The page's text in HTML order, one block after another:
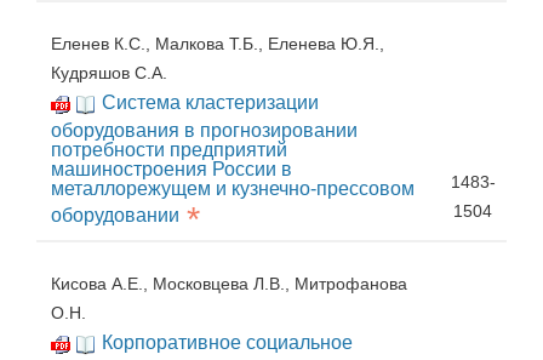
Еленев К.С., Малкова Т.Б., Еленева Ю.Я.,
Кудряшов С.А.
Система кластеризации
оборудования в прогнозировании
потребности предприятий
машиностроения России в
металлорежущем и кузнечно-прессовом
оборудовании *
1483-
1504
Кисова А.Е., Московцева Л.В., Митрофанова
О.Н.
Корпоративное социальное